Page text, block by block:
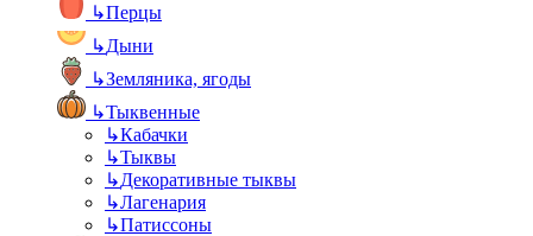
↳Перцы
↳Дыни
↳Земляника, ягоды
↳Тыквенные
↳Кабачки
↳Тыквы
↳Декоративные тыквы
↳Лагенария
↳Патиссоны